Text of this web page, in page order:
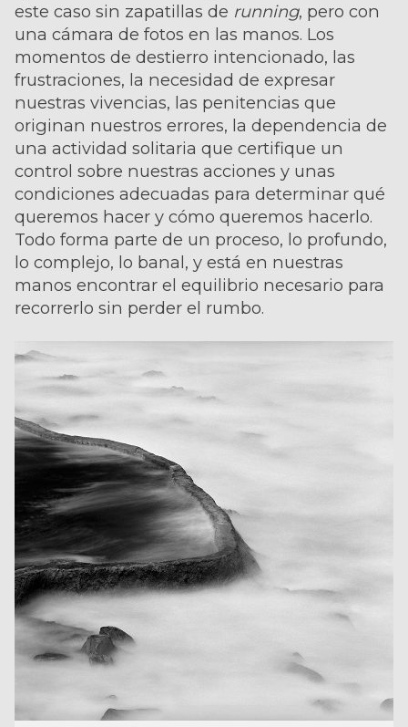
este caso sin zapatillas de running, pero con
una cámara de fotos en las manos. Los
momentos de destierro intencionado, las
frustraciones, la necesidad de expresar
nuestras vivencias, las penitencias que
originan nuestros errores, la dependencia de
una actividad solitaria que certifique un
control sobre nuestras acciones y unas
condiciones adecuadas para determinar qué
queremos hacer y cómo queremos hacerlo.
Todo forma parte de un proceso, lo profundo,
lo complejo, lo banal, y está en nuestras
manos encontrar el equilibrio necesario para
recorrerlo sin perder el rumbo.